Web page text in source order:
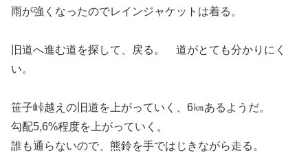
雨が強くなったのでレインジャケットは着る。
旧道へ進む道を探して、戻る。 道がとても分かりにく
い。
笹子峠越えの旧道を上がっていく、6㎞あるようだ。
勾配5,6%程度を上がっていく。
誰も通らないので、熊鈴を手ではじきながら走る。